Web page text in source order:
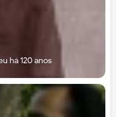
há 120 anos